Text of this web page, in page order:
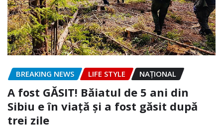
BREAKING NEWS LIFE STYLE NAŢIONAL
A fost GĂSIT! Băiatul de 5 ani din
Sibiu e în viață și a fost găsit după
trei zile